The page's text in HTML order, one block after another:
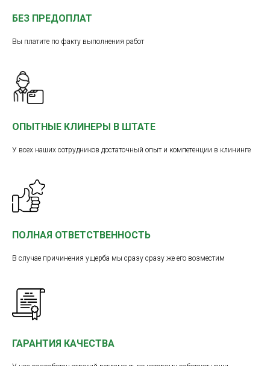
БЕЗ ПРЕДОПЛАТ
Вы платите по факту выполнения работ
ОПЫТНЫЕ КЛИНЕРЫ В ШТАТЕ
У всех наших сотрудников достаточный опыт и компетенции в клининге
ПОЛНАЯ ОТВЕТСТВЕННОСТЬ
В случае причинения ущерба мы сразу сразу же его возместим
ГАРАНТИЯ КАЧЕСТВА